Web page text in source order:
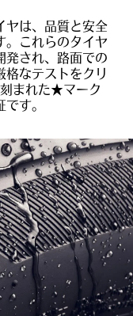
ヤは、品質と安全
。これらのタイヤ
発され、路面での
格なテストをクリ
まれた★マーク
す。